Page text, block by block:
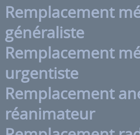
Remplacement
généraliste
Remplacement
urgentiste
Remplacement
réanimateur